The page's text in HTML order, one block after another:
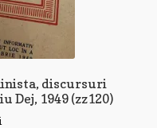
discursuri
Dej, 1949 (zz120)